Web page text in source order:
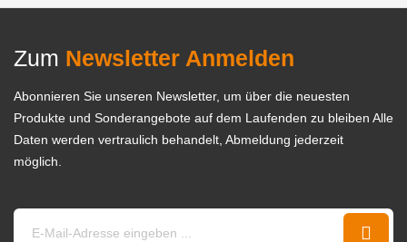
Zum Newsletter Anmelden
Abonnieren Sie unseren Newsletter, um über die neuesten
Produkte und Sonderangebote auf dem Laufenden zu bleiben Alle
Daten werden vertraulich behandelt, Abmeldung jederzeit
möglich.